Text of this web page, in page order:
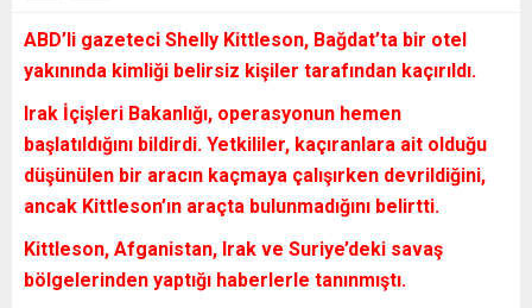
ABD’li gazeteci Shelly Kittleson, Bağdat’ta bir otel
yakınında kimliği belirsiz kişiler tarafından kaçırıldı.
Irak İçişleri Bakanlığı, operasyonun hemen
başlatıldığını bildirdi. Yetkililer, kaçıranlara ait olduğu
düşünülen bir aracın kaçmaya çalışırken devrildiğini,
ancak Kittleson’ın araçta bulunmadığını belirtti.
Kittleson, Afganistan, Irak ve Suriye’deki savaş
bölgelerinden yaptığı haberlerle tanınmıştı.